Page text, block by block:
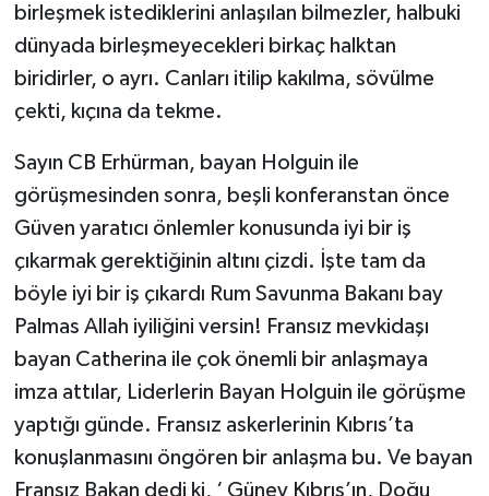
birleşmek istediklerini anlaşılan bilmezler, halbuki
dünyada birleşmeyecekleri birkaç halktan
biridirler, o ayrı. Canları itilip kakılma, sövülme
çekti, kıçına da tekme.
Sayın CB Erhürman, bayan Holguin ile
görüşmesinden sonra, beşli konferanstan önce
Güven yaratıcı önlemler konusunda iyi bir iş
çıkarmak gerektiğinin altını çizdi. İşte tam da
böyle iyi bir iş çıkardı Rum Savunma Bakanı bay
Palmas Allah iyiliğini versin! Fransız mevkidaşı
bayan Catherina ile çok önemli bir anlaşmaya
imza attılar, Liderlerin Bayan Holguin ile görüşme
yaptığı günde. Fransız askerlerinin Kıbrıs’ta
konuşlanmasını öngören bir anlaşma bu. Ve bayan
Fransız Bakan dedi ki, ‘ Güney Kıbrıs’ın, Doğu